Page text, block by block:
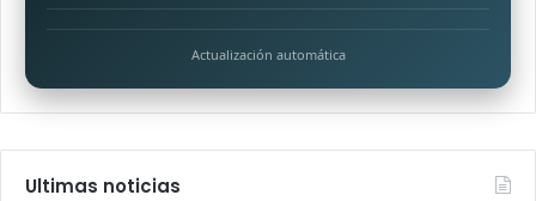
Actualización automática
Ultimas noticias